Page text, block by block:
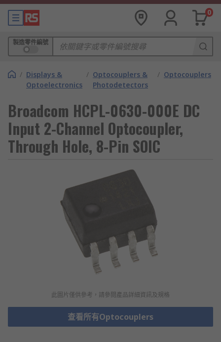
0
製造零件編號
/ Displays &
Optoelectronics
/ Optocouplers &
Photodetectors
/ Optocouplers
Broadcom HCPL-0630-000E DC
Input 2-Channel Optocoupler,
Through Hole, 8-Pin SOIC
此圖片僅供參考，請參閲產品詳細資訊及規格
查看所有Optocouplers